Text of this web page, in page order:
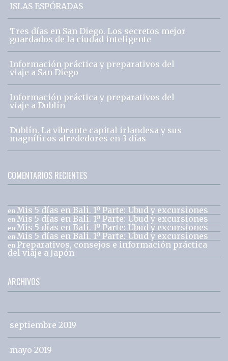
ISLAS ESPÓRADAS
Tres días en San Diego. Los secretos mejor
guardados de la ciudad inteligente
Información práctica y preparativos del
viaje a San Diego
Información práctica y preparativos del
viaje a Dublín
Dublín. La vibrante capital irlandesa y sus
magníficos alrededores en 3 días
COMENTARIOS RECIENTES
en Mis 5 días en Bali. 1º Parte: Ubud y excursiones
en Mis 5 días en Bali. 1º Parte: Ubud y excursiones
en Mis 5 días en Bali. 1º Parte: Ubud y excursiones
en Mis 5 días en Bali. 1º Parte: Ubud y excursiones
en Preparativos, consejos e información práctica
del viaje a Japón
ARCHIVOS
septiembre 2019
mayo 2019